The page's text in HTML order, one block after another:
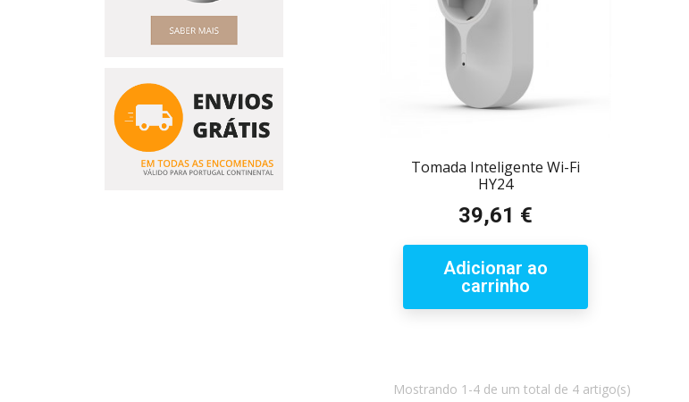
Tomada Inteligente Wi-Fi
HY24
Preço
39,61 €
Adicionar ao
carrinho
Mostrando 1-4 de um total de 4 artigo(s)